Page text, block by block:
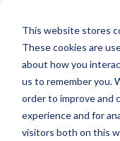
This website stores
These cookies are
about how you
us to remember you.
order to improve and
experience and for
visitors both on this
Blog /Bestemming
Smartphone